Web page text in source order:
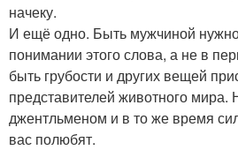
начеку.
И ещё одно. Быть мужчиной
понимании этого слова, а не в
быть грубости и других вещей
представителей животного
джентльменом и в то же время
вас полюбят.